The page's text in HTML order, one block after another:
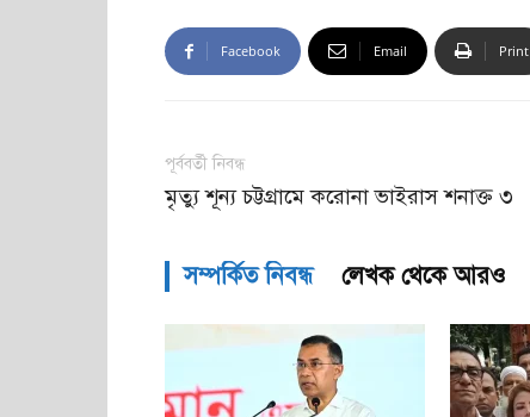
Facebook Email Print
পূর্ববর্তী নিবন্ধ
মৃত্যু শূন্য চট্টগ্রামে করোনা ভাইরাস শনাক্ত ৩
সম্পর্কিত নিবন্ধ লেখক থেকে আরও